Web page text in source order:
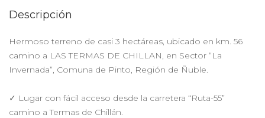
Descripción
Hermoso terreno de casi 3 hectáreas, ubicado en km. 56
camino a LAS TERMAS DE CHILLAN, en Sector “La
Invernada”, Comuna de Pinto, Región de Ñuble.
✓ Lugar con fácil acceso desde la carretera “Ruta-55”
camino a Termas de Chillán.